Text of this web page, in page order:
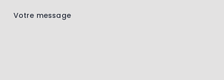
Votre message